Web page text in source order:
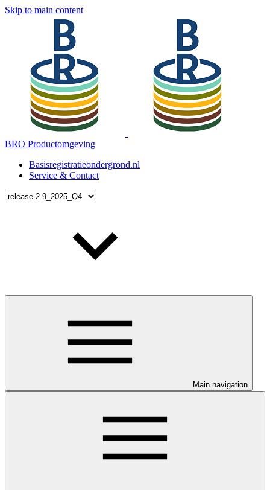
Skip to main content
BRO Productomgeving
Basisregistratieondergrond.nl
Service & Contact
Main navigation